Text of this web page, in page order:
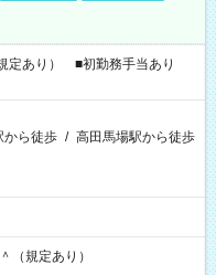
定あり） ■初勤務手当あり
から徒歩 / 高田馬場駅から徒歩
（規定あり）